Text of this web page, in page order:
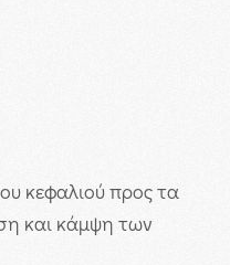
κεφαλιού προς τα
και κάμψη των